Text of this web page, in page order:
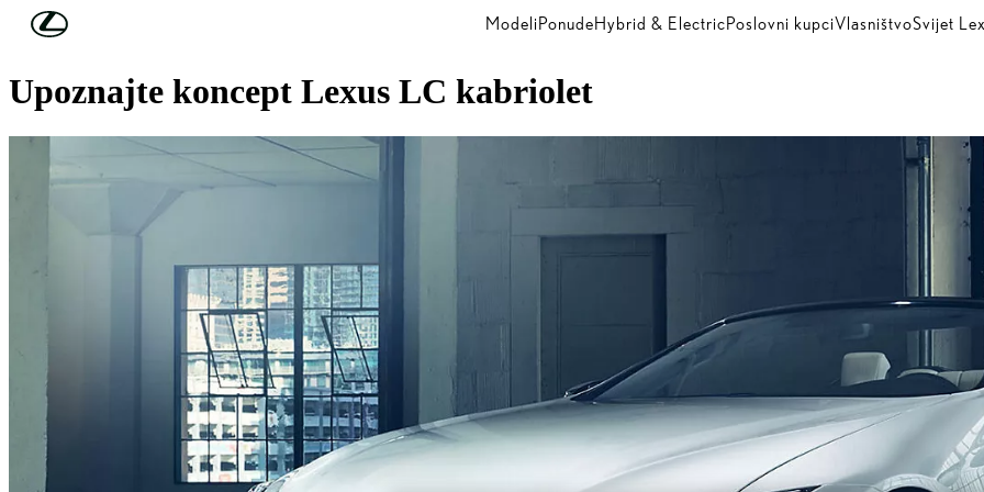
Skip to Main Content ModeliPonudeHybrid & ElectricPoslovni kupciVlasništvoSvijet
LEXUS VIJESTI
Upoznajte koncept Lexus LC kabriolet